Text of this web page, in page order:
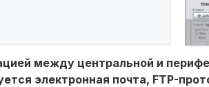
между центральной и
электронная почта, FTP-